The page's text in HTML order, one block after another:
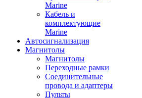
Marine
Кабель и
комплектующие
Marine
Автосигнализация
Магнитолы
Магнитолы
Переходные рамки
Соединительные
провода и адаптеры
Пульты